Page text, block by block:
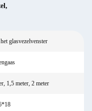
,
glasvezelvenster
1,5 meter, 2 meter